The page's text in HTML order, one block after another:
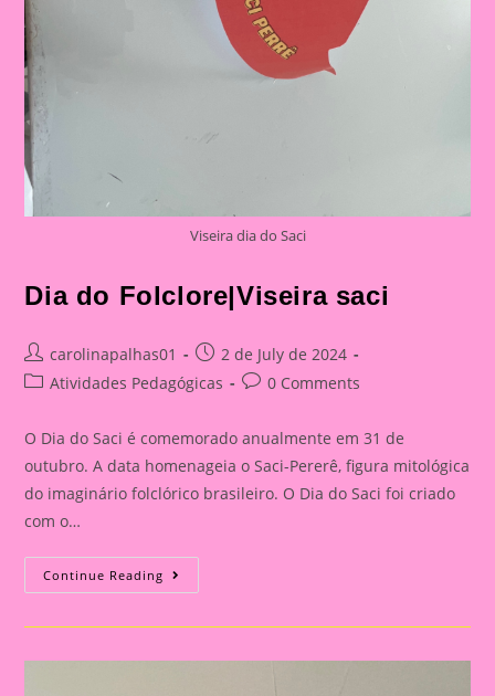
Viseira dia do Saci
Dia do Folclore|Viseira saci
Post
author:
carolinapalhas01
Post
published:
2 de July de 2024
PostAtividades Pedagógicas
Post0 Comments
O Dia do Saci é comemorado anualmente em 31 de
outubro. A data homenageia o Saci-Pererê, figura mitológica
do imaginário folclórico brasileiro. O Dia do Saci foi criado
com o…
Continue Reading Dia
Do
Saci